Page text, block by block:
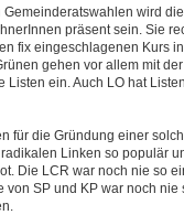
wird
präsent sein. Sie
fix eingeschlagenen Kurs
gehen vor allem mit
ein. Auch LO hat
für die Gründung einer
Linken so populär
Die LCR war noch nie so
von SP und KP war noch